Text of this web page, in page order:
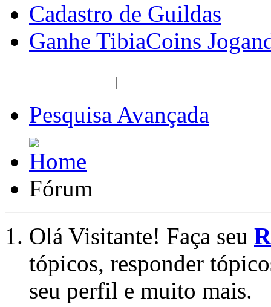
Cadastro de Guildas
Ganhe TibiaCoins
Pesquisa Avançada
Fórum
Olá Visitante! Faça seu
tópicos, responder
seu perfil e muito mais.